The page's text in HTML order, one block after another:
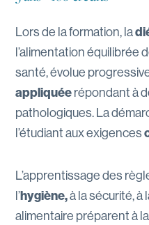
Lors de la formation, la
l’alimentation équilibrée
santé, évolue
appliquéerépondant à
pathologiques. La
l’étudiant aux exigences
L’apprentissage des
l’hygiène,à la sécurité, à
alimentaire préparent à